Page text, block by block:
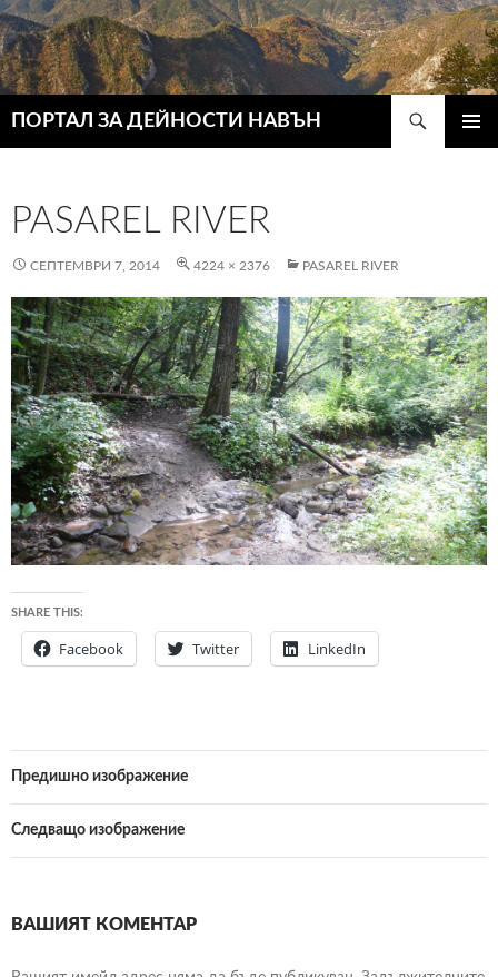
ПОРТАЛ ЗА ДЕЙНОСТИ НАВЪН
PASAREL RIVER
СЕПТЕМВРИ 7, 2014 4224 × 2376 PASAREL RIVER
SHARE THIS:
Facebook Twitter LinkedIn
Предишно изображение
Следващо изображение
ВАШИЯТ КОМЕНТАР